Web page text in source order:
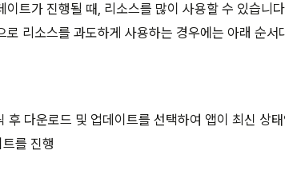
트가 진행될 때, 리소스를 많이 사용할 수 있습니
리소스를 과도하게 사용하는 경우에는 아래 순서
후 다운로드 및 업데이트를 선택하여 앱이 최신 상
를 진행